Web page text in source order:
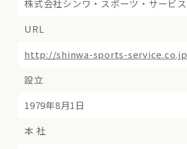
株式会社シンワ・スポーツ・サービス
URL
http://shinwa-sports-service.co.jp
設立
1979年8月1日
本 社